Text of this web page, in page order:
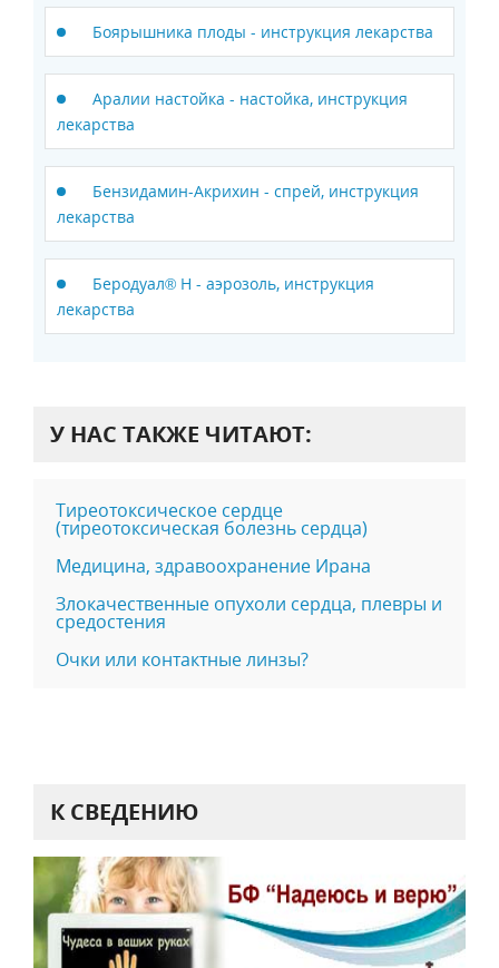
Боярышника плоды - инструкция лекарства
Аралии настойка - настойка, инструкция
лекарства
Бензидамин-Акрихин - спрей, инструкция
лекарства
Беродуал® Н - аэрозоль, инструкция
лекарства
У НАС ТАКЖЕ ЧИТАЮТ:
Тиреотоксическое сердце
(тиреотоксическая болезнь сердца)
Медицина, здравоохранение Ирана
Злокачественные опухоли сердца, плевры и
средостения
Очки или контактные линзы?
К СВЕДЕНИЮ